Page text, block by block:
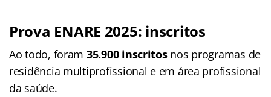
Prova ENARE 2025: inscritos
Ao todo, foram 35.900 inscritos nos programas de
residência multiprofissional e em área profissional
da saúde.